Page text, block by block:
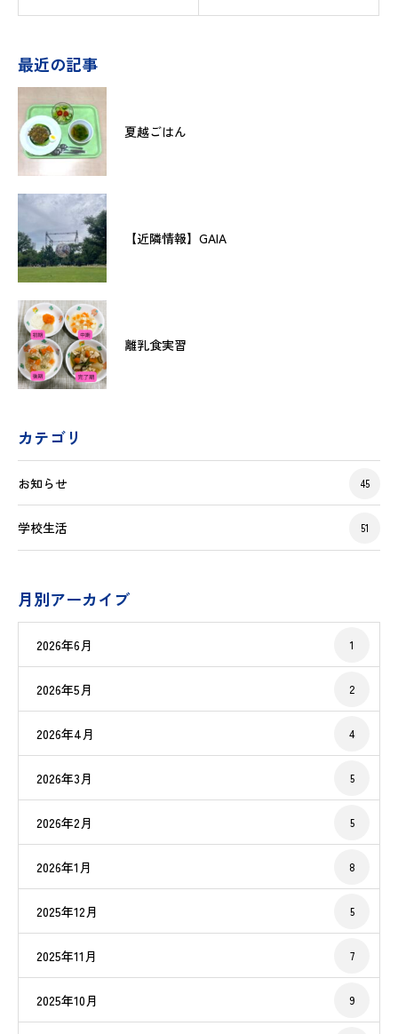
最近の記事
夏越ごはん
【近隣情報】GAIA
離乳食実習
カテゴリ
お知らせ 45
学校生活 51
月別アーカイブ
2026年6月 1
2026年5月 2
2026年4月 4
2026年3月 5
2026年2月 5
2026年1月 8
2025年12月 5
2025年11月 7
2025年10月 9